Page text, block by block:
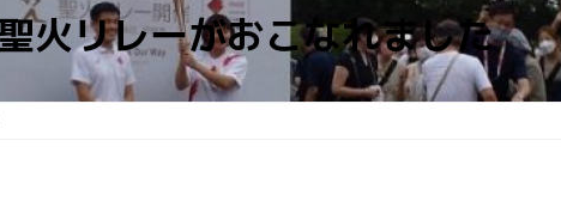
火リレーがおこなれました